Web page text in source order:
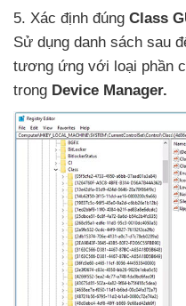
5. Xác định đúng Class
Sử dụng danh sách sau
tương ứng với loại phần
trong Device Manager.